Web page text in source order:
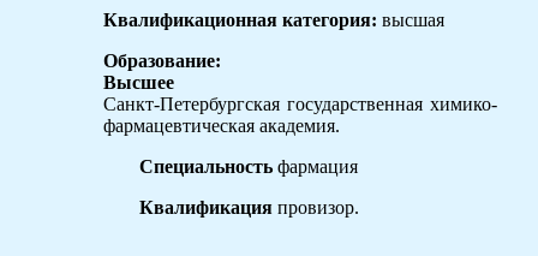
Квалификационная категория: высшая
Образование:
Высшее
Санкт-Петербургская государственная химико-
фармацевтическая академия.
Специальность фармация
Квалификация провизор.